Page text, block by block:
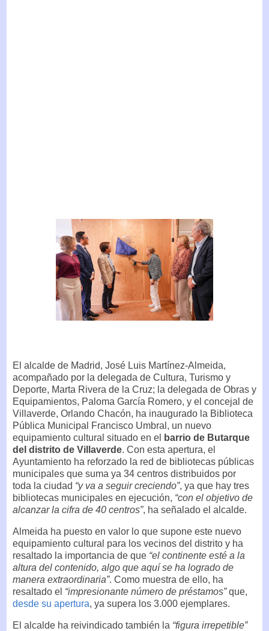
El alcalde de Madrid, José Luis Martínez-Almeida,
acompañado por la delegada de Cultura, Turismo y
Deporte, Marta Rivera de la Cruz; la delegada de Obras y
Equipamientos, Paloma García Romero, y el concejal de
Villaverde, Orlando Chacón, ha inaugurado la Biblioteca
Pública Municipal Francisco Umbral, un nuevo
equipamiento cultural situado en el
barrio de Butarque
del distrito de Villaverde. Con esta apertura, el
Ayuntamiento ha reforzado la red de bibliotecas públicas
municipales que suma ya 34 centros distribuidos por
toda la ciudad “y va a seguir creciendo”, ya que hay tres
bibliotecas municipales en ejecución, “con el objetivo de
alcanzar la cifra de 40 centros”, ha señalado el alcalde.
Almeida ha puesto en valor lo que supone este nuevo
equipamiento cultural para los vecinos del distrito y ha
resaltado la importancia de que “el continente esté a la
altura del contenido, algo que aquí se ha logrado de
manera extraordinaria”. Como muestra de ello, ha
resaltado el “impresionante número de préstamos”que,
desde su apertura, ya supera los 3.000 ejemplares.
El alcalde ha reivindicado también la “figura irrepetible”